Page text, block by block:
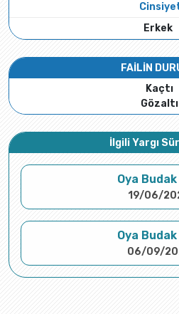
Erkek
FAİLİN
Kaçtı
Gözaltı
İlgili Yargı
Oya
19/06/
Oya
06/09/